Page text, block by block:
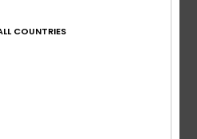
COUNTRIES